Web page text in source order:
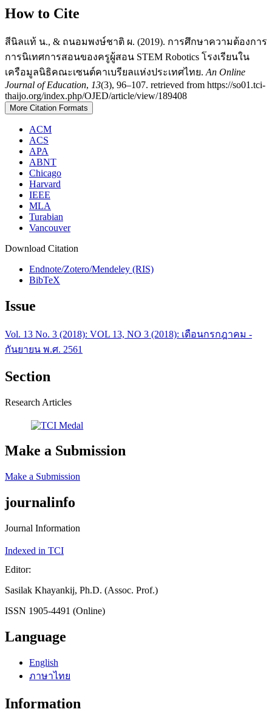
How to Cite
สีนิลแท้ น., & ถนอมพงษ์ชาติ ผ. (2019). การศึกษาความต้องการ
การนิเทศการสอนของครูผู้สอน STEM Robotics โรงเรียนใน
เครือมูลนิธิคณะเซนต์คาเบรียลแห่งประเทศไทย. An Online
Journal of Education, 13(3), 96–107. retrieved from https://so01.tci-
thaijo.org/index.php/OJED/article/view/189408
More Citation Formats
ACM
ACS
APA
ABNT
Chicago
Harvard
IEEE
MLA
Turabian
Vancouver
Download Citation
Endnote/Zotero/Mendeley (RIS)
BibTeX
Issue
Vol. 13 No. 3 (2018): VOL 13, NO 3 (2018): เดือนกรกฎาคม -
กันยายน พ.ศ. 2561
Section
Research Articles
Make a Submission
Make a Submission
journalinfo
Journal Information
Indexed in TCI
Editor:
Sasilak Khayankij, Ph.D. (Assoc. Prof.)
ISSN 1905-4491 (Online)
Language
English
ภาษาไทย
Information